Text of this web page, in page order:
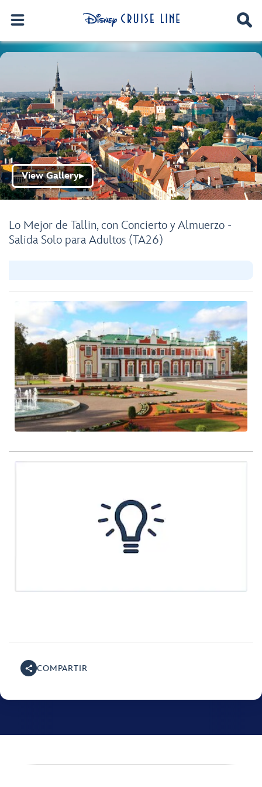
Lo Mejor de Tallin, con Concierto y Almuerzo -
Salida Solo para Adultos (TA26)
View Gallery▶
COMPARTIR